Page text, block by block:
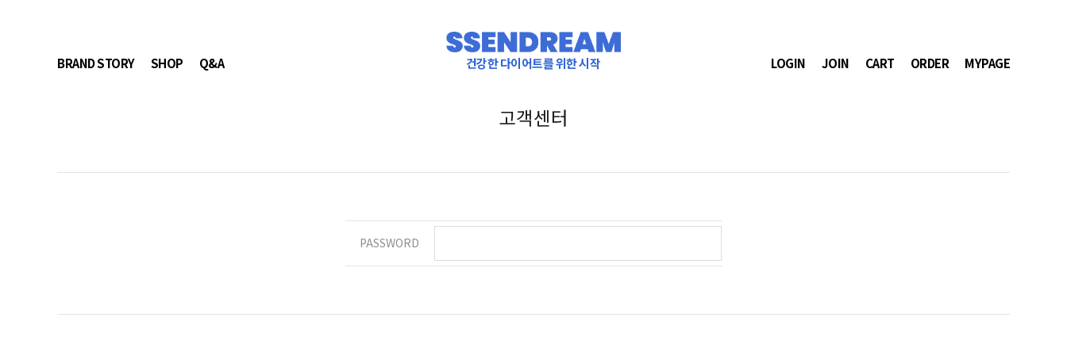
BRAND STORY SHOP Q&A 건강한 다이어트를 위한 시작 LOGIN JOIN CART ORDER MYPAGE
고객센터
PASSWORD